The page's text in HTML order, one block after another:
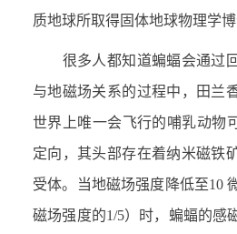
质地球所取得固体地球物理学博
很多人都知道蝙蝠会通过
与地磁场关系的过程中，田兰
世界上唯一会飞行的哺乳动物
定向，其头部存在着纳米磁铁
受体。当地磁场强度降低至10
磁场强度的1/5）时，蝙蝠的感